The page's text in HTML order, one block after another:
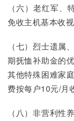
（六）老红军、
免收主机基本收视
（七）烈士遗属
期抚恤补助金的
其他特殊困难家
费按每户10元/月
（八）非营利性